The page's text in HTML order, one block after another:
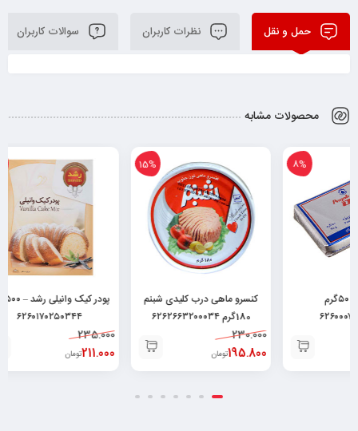
حمل و نقل نظرات کاربران سوالات کاربران
محصولات مشابه
15%
کنسرو ماهی درب کلیدی شبنم
180گرم ۶۲۶۲۶۶۳۲۰۰۰۳۴
195.800تومان
10%
پودر کیک وانیلی رشد – ۵۰۰ گرم
۶۲۶۰۱۷۰۲۵۰۳۴۴
تومان
پودر